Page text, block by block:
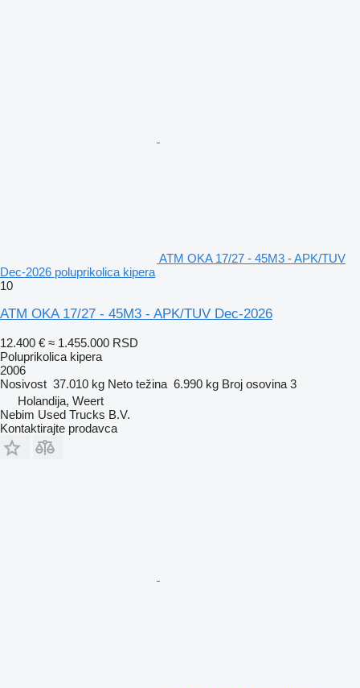
ATM OKA 17/27 - 45M3 - APK/TUV
Dec-2026 poluprikolica kipera
10
ATM OKA 17/27 - 45M3 - APK/TUV Dec-2026
12.400 € ≈ 1.455.000 RSD
Poluprikolica kipera
2006
Nosivost 37.010 kg Neto težina 6.990 kg Broj osovina 3
Holandija, Weert
Nebim Used Trucks B.V.
Kontaktirajte prodavca